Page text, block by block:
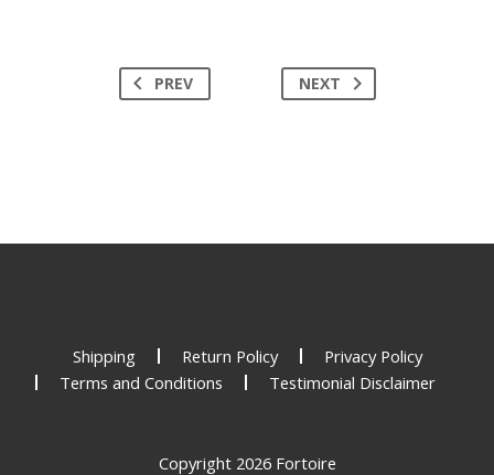
PREV NEXT
Shipping Return Policy
Privacy Policy
Terms and Conditions
Testimonial Disclaimer
Copyright 2026 Fortoire